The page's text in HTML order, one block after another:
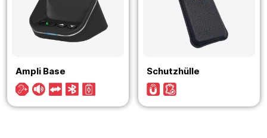
Ampli Base Schutzhülle